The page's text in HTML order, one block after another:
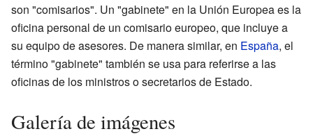
son "comisarios". Un "gabinete" en la Unión Europea es la
oficina personal de un comisario europeo, que incluye a
su equipo de asesores. De manera similar, en España, el
término "gabinete" también se usa para referirse a las
oficinas de los ministros o secretarios de Estado.
Galería de imágenes